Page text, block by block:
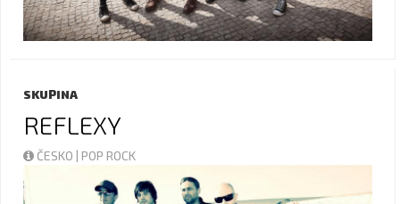
SKUPINA
REFLEXY
ČESKO | POP ROCK